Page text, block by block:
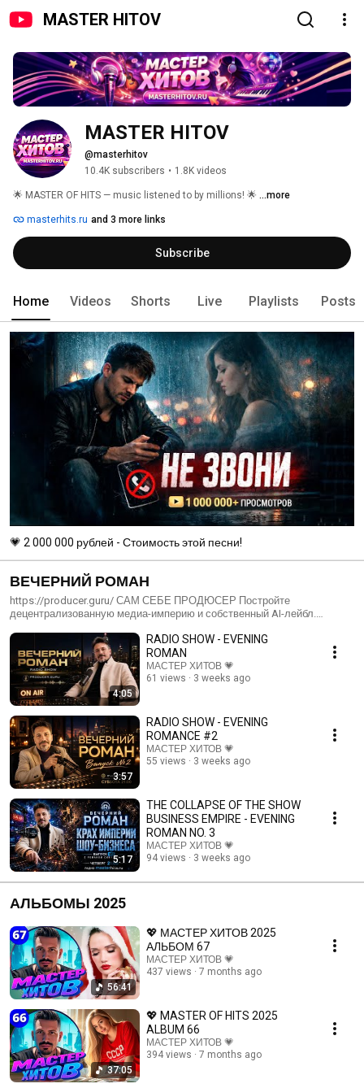
MASTER HITOV
MASTER HITOV
@masterhitov
10.4K subscribers • 1.8K videos
🌟 MASTER OF HITS — music listened to by millions! 🌟 ...more
masterhits.ru and 3 more links
Subscribe
Home Videos Shorts Live Playlists Posts
💗 2 000 000 рублей - Стоимость этой песни!
ВЕЧЕРНИЙ РОМАН
https://producer.guru/ САМ СЕБЕ ПРОДЮСЕР Постройте
децентрализованную медиа-империю и собственный AI-лейбл.
4:05
RADIO SHOW - EVENING
ROMAN
МАСТЕР ХИТОВ 💗
61 views
3 weeks ago
3:57
RADIO SHOW - EVENING
ROMANCE #2
МАСТЕР ХИТОВ 💗
55 views
3 weeks ago
5:17
THE COLLAPSE OF THE SHOW
BUSINESS EMPIRE - EVENING
ROMAN NO. 3
МАСТЕР ХИТОВ 💗
94 views
3 weeks ago
АЛЬБОМЫ 2025
56:41
💖 МАСТЕР ХИТОВ 2025
АЛЬБОМ 67
МАСТЕР ХИТОВ 💗
437 views
7 months ago
37:05
💖 MASTER OF HITS 2025
ALBUM 66
МАСТЕР ХИТОВ 💗
394 views
7 months ago